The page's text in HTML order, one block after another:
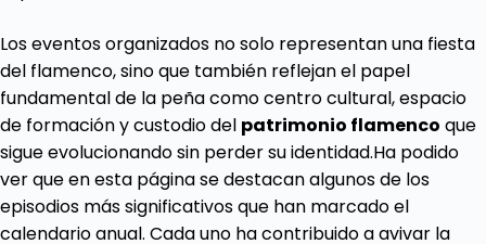
Los eventos organizados no solo representan una fiesta
del flamenco, sino que también reflejan el papel
fundamental de la peña como centro cultural, espacio
de formación y custodio del patrimonio flamenco que
sigue evolucionando sin perder su identidad.Ha podido
ver que en esta página se destacan algunos de los
episodios más significativos que han marcado el
calendario anual. Cada uno ha contribuido a avivar la